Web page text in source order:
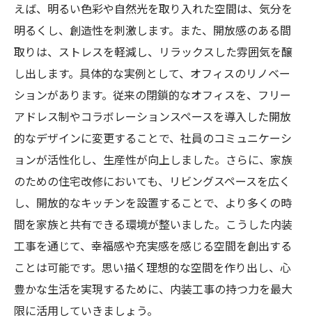
えば、明るい色彩や自然光を取り入れた空間は、気分を
明るくし、創造性を刺激します。また、開放感のある間
取りは、ストレスを軽減し、リラックスした雰囲気を醸
し出します。具体的な実例として、オフィスのリノベー
ションがあります。従来の閉鎖的なオフィスを、フリー
アドレス制やコラボレーションスペースを導入した開放
的なデザインに変更することで、社員のコミュニケーシ
ョンが活性化し、生産性が向上しました。さらに、家族
のための住宅改修においても、リビングスペースを広く
し、開放的なキッチンを設置することで、より多くの時
間を家族と共有できる環境が整いました。こうした内装
工事を通じて、幸福感や充実感を感じる空間を創出する
ことは可能です。思い描く理想的な空間を作り出し、心
豊かな生活を実現するために、内装工事の持つ力を最大
限に活用していきましょう。